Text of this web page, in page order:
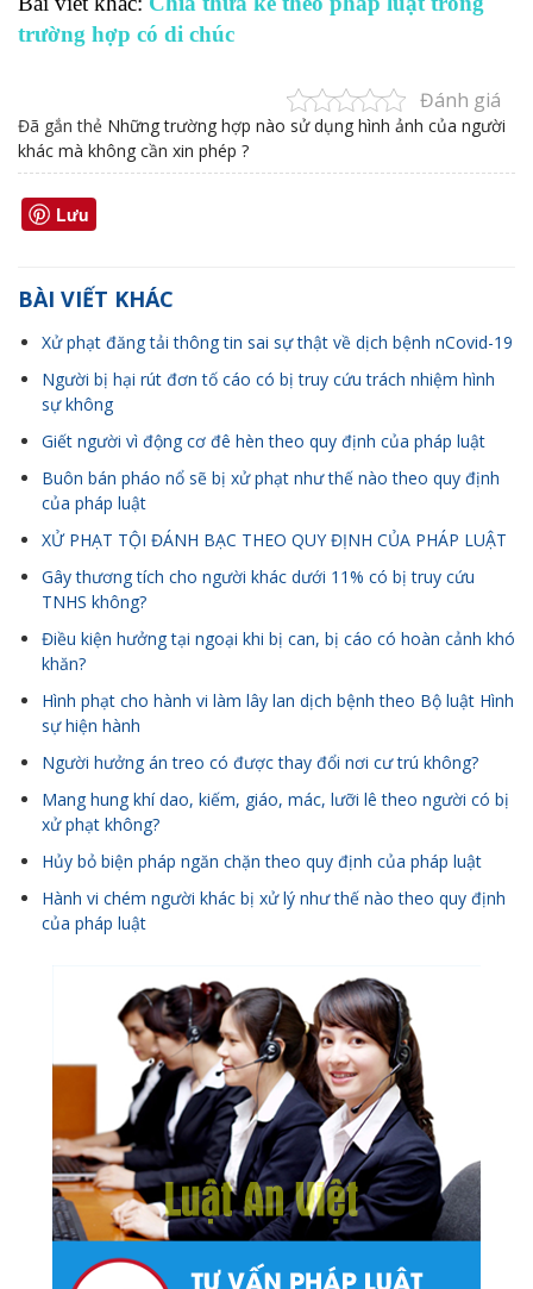
trường hợp có di chúc
Đánh giá
Đã gắn thẻ Những trường hợp nào sử dụng hình ảnh của người
khác mà không cần xin phép ?
Lưu
BÀI VIẾT KHÁC
Xử phạt đăng tải thông tin sai sự thật về dịch bệnh nCovid-19
Người bị hại rút đơn tố cáo có bị truy cứu trách nhiệm hình
sự không
Giết người vì động cơ đê hèn theo quy định của pháp luật
Buôn bán pháo nổ sẽ bị xử phạt như thế nào theo quy định
của pháp luật
XỬ PHẠT TỘI ĐÁNH BẠC THEO QUY ĐỊNH CỦA PHÁP LUẬT
Gây thương tích cho người khác dưới 11% có bị truy cứu
TNHS không?
Điều kiện hưởng tại ngoại khi bị can, bị cáo có hoàn cảnh khó
khăn?
Hình phạt cho hành vi làm lây lan dịch bệnh theo Bộ luật Hình
sự hiện hành
Người hưởng án treo có được thay đổi nơi cư trú không?
Mang hung khí dao, kiếm, giáo, mác, lưỡi lê theo người có bị
xử phạt không?
Hủy bỏ biện pháp ngăn chặn theo quy định của pháp luật
Hành vi chém người khác bị xử lý như thế nào theo quy định
của pháp luật